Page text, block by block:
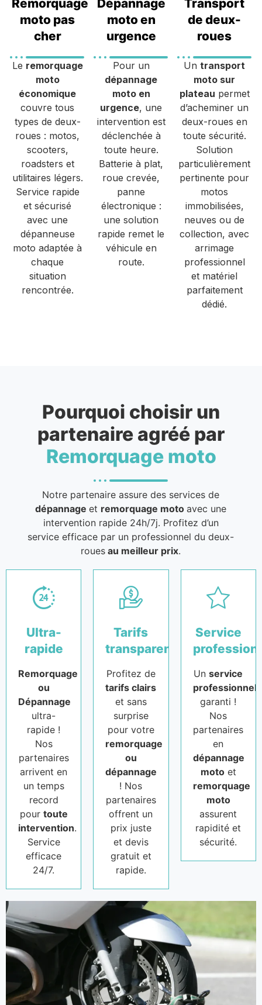
Remorquage
moto pas
cher
Le remorquage
moto
économique
couvre tous
types de deux-
roues : motos,
scooters,
roadsters et
utilitaires légers.
Service rapide
et sécurisé
avec une
dépanneuse
moto adaptée à
chaque
situation
rencontrée.
Dépannage
moto en
urgence
Pour un
dépannage
moto en
urgence, une
intervention est
déclenchée à
toute heure.
Batterie à plat,
roue crevée,
panne
électronique :
une solution
rapide remet le
véhicule en
route.
Transport
de deux-
roues
Untransport
moto sur
plateau permet
d’acheminer un
deux-roues en
toute sécurité.
Solution
particulièrement
pertinente pour
motos
immobilisées,
neuves ou de
collection, avec
arrimage
professionnel
et matériel
parfaitement
dédié.
Pourquoi choisir un
partenaire agréé par
Remorquage moto
Notre partenaire assure des services de
dépannageet remorquage motoavec une
intervention rapide 24h/7j. Profitez d’un
service efficace par un professionnel du deux-
roues au meilleur prix.
Ultra-
rapide
Remorquage
ou
Dépannage
ultra-
rapide !
Nos
partenaires
arrivent en
un temps
record
pour toute
intervention.
Service
efficace
24/7.
Tarifs
transparents
Profitez de
tarifs clairs
et sans
surprise
pour votre
remorquage
ou
dépannage
! Nos
partenaires
offrent un
prix juste
et devis
gratuit et
rapide.
Service
Unservice
professionnel
garanti !
Nos
partenaires
en
dépannage
motoet
remorquage
moto
assurent
rapidité et
sécurité.